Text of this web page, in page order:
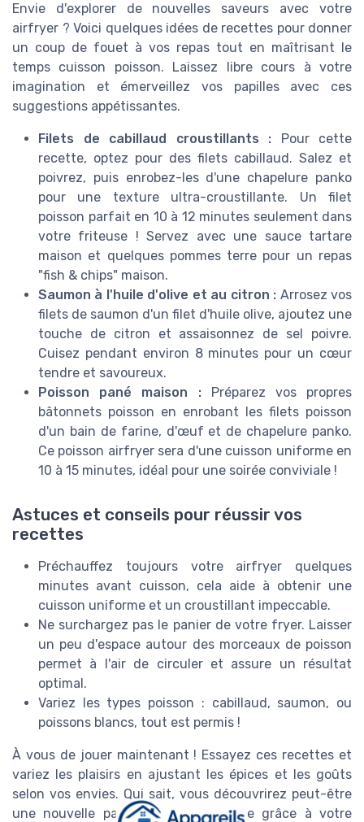
Envie d'explorer de nouvelles saveurs avec votre
airfryer ? Voici quelques idées de recettes pour donner
un coup de fouet à vos repas tout en maîtrisant le
temps cuisson poisson. Laissez libre cours à votre
imagination et émerveillez vos papilles avec ces
suggestions appétissantes.
Filets de cabillaud croustillants : Pour cette
recette, optez pour des filets cabillaud. Salez et
poivrez, puis enrobez-les d'une chapelure panko
pour une texture ultra-croustillante. Un filet
poisson parfait en 10 à 12 minutes seulement dans
votre friteuse ! Servez avec une sauce tartare
maison et quelques pommes terre pour un repas
"fish & chips" maison.
Saumon à l'huile d'olive et au citron : Arrosez vos
filets de saumon d'un filet d'huile olive, ajoutez une
touche de citron et assaisonnez de sel poivre.
Cuisez pendant environ 8 minutes pour un cœur
tendre et savoureux.
Poisson pané maison :Préparez vos propres
bâtonnets poisson en enrobant les filets poisson
d'un bain de farine, d'œuf et de chapelure panko.
Ce poisson airfryer sera d'une cuisson uniforme en
10 à 15 minutes, idéal pour une soirée conviviale !
Astuces et conseils pour réussir vos
recettes
Préchauffez toujours votre airfryer quelques
minutes avant cuisson, cela aide à obtenir une
cuisson uniforme et un croustillant impeccable.
Ne surchargez pas le panier de votre fryer. Laisser
un peu d'espace autour des morceaux de poisson
permet à l'air de circuler et assure un résultat
optimal.
Variez les types poisson : cabillaud, saumon, ou
poissons blancs, tout est permis !
À vous de jouer maintenant ! Essayez ces recettes et
variez les plaisirs en ajustant les épices et les goûts
selon vos envies. Qui sait, vous découvrirez peut-être
une nouvelle passion pour la cuisine grâce à votre